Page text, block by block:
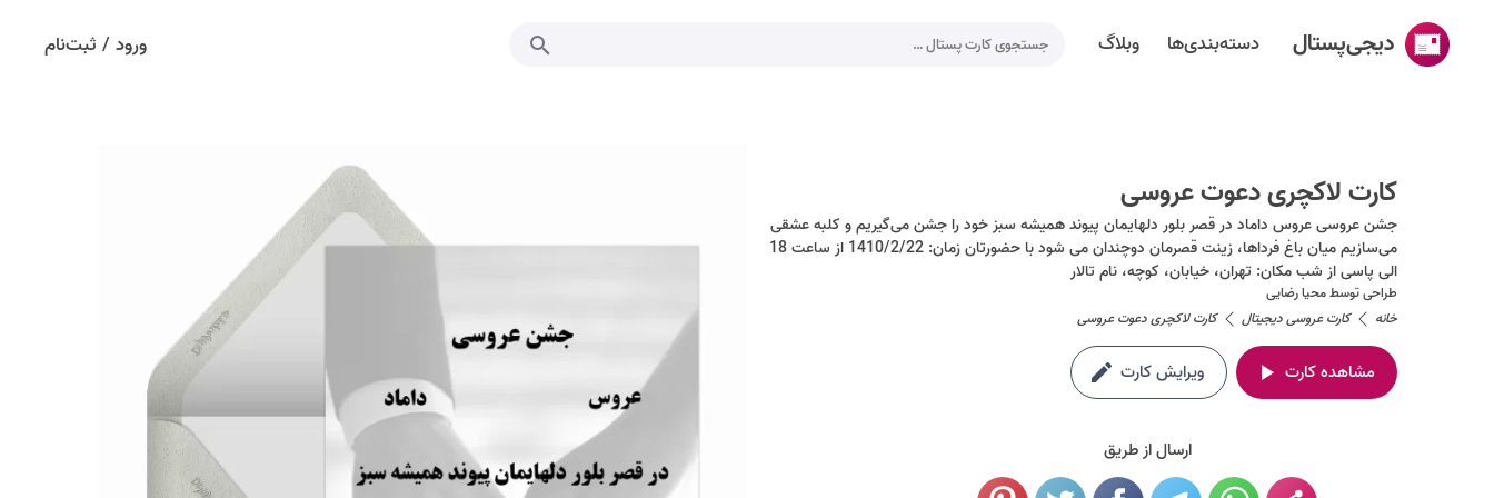
دیجی‌پستال دسته‌بندی‌ها وبلاگ ورود / ثبت‌نام
ساخت کارت پستال
دسته‌بندی‌ها
تقویم مناسبت ها
طراحی اختصاصی کارت پستال
کارت لاکچری دعوت عروسی
جشن عروسی عروس داماد در قصر بلور دلهایمان پیوند همیشه سبز خود را جشن می‌گیریم و کلبه عشقی
می‌سازیم میان باغ فرداها، زینت قصرمان دوچندان می شود با حضورتان زمان: 1410/2/22 از ساعت 18
الی پاسی از شب مکان: تهران، خیابان، کوچه، نام تالار
طراحی توسطمحیا رضایی
خانه
کارت عروسی دیجیتال کارت لاکچری دعوت عروسی
مشاهده کارت ویرایش کارت
ارسال از طریق